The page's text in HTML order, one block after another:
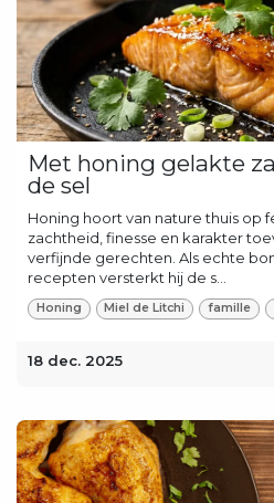
Met honing gelakte
de sel
Honing hoort van nature thuis op
zachtheid, finesse en karakter
verfijnde gerechten. Als echte
recepten versterkt hij de s...
Honing Miel de Litchi famille
18 dec. 2025